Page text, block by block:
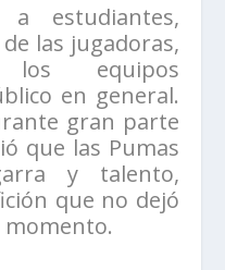
estudiantes,
las jugadoras,
equipos
en general.
gran parte
que las Pumas
y talento,
que no dejó